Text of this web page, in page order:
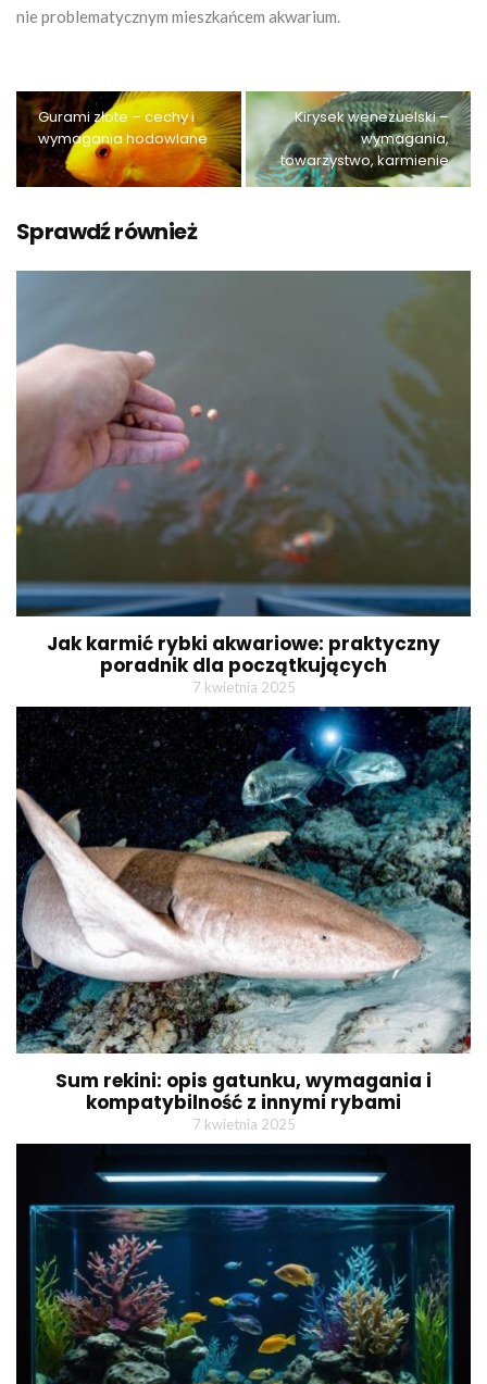
nie problematycznym mieszkańcem akwarium.
Gurami złote – cechy i
wymagania hodowlane
Kirysek wenezuelski –
wymagania,
towarzystwo, karmienie
Sprawdź również
Jak karmić rybki akwariowe: praktyczny
poradnik dla początkujących
7 kwietnia 2025
Sum rekini: opis gatunku, wymagania i
kompatybilność z innymi rybami
7 kwietnia 2025